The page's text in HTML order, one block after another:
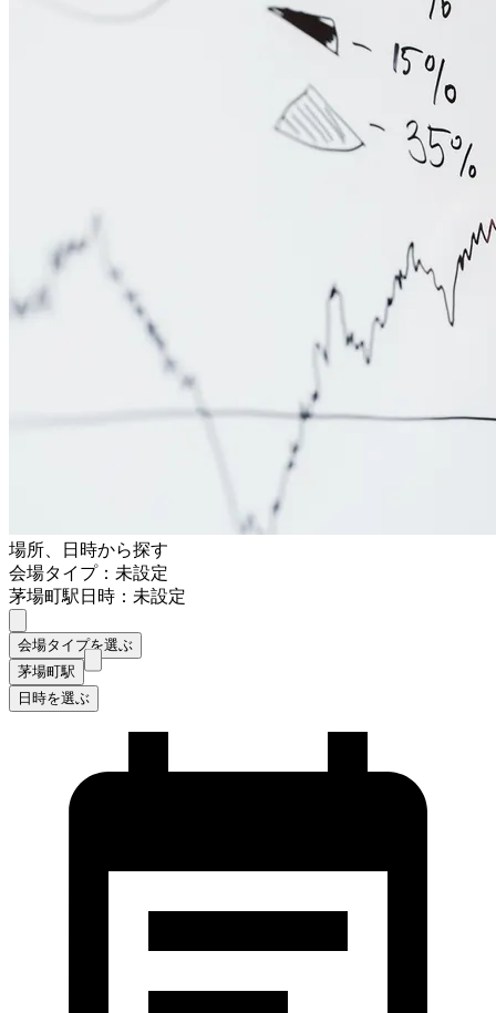
場所、日時から探す
会場タイプ：未設定
茅場町駅日時：未設定
会場タイプを選ぶ
茅場町駅
日時を選ぶ